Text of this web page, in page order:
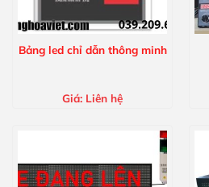
Bảng led chỉ dẫn thông minh
Giá: Liên hệ